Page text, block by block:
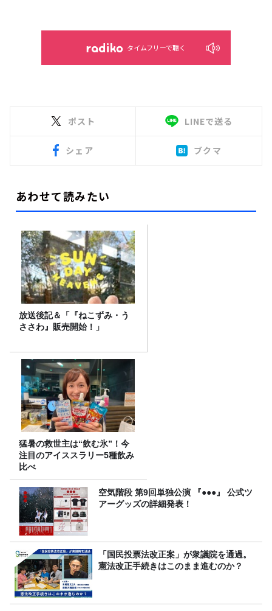
タイムフリーで聴く
ポスト LINEで送る
シェア ブクマ
あわせて読みたい
放送後記＆「『ねこずみ・う
ささわ』販売開始！」
猛暑の救世主は“飲む氷”！今
注目のアイススラリー5種飲み
比べ
空気階段 第9回単独公演 『●●●』 公式ツ
アーグッズの詳細発表！
「国民投票法改正案」が衆議院を通過。
憲法改正手続きはこのまま進むのか？